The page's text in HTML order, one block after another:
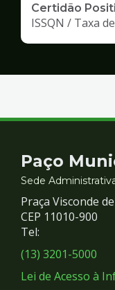
Certidão
ISSQN / Taxa
e
Redes
Sociais
Paço
Sede
Praça Visconde
CEP 11010-900
Tel:
(13) 3201-5000
Lei de Acesso à